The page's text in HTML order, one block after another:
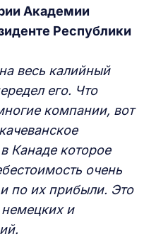
Академии
Республики
весь калийный
его. Что
компании, вот
Канаде которое
очень
по их прибыли. Это
и